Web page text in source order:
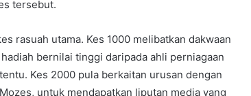
tersebut.
rasuah utama. Kes 1000 melibatkan dakwaan
bernilai tinggi daripada ahli perniagaan
Kes 2000 pula berkaitan urusan dengan
untuk mendapatkan liputan media yang